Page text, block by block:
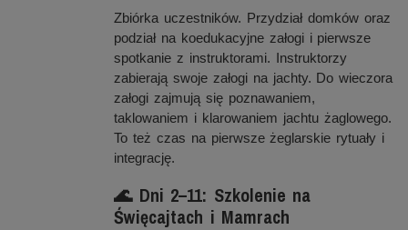
Zbiórka uczestników. Przydział domków oraz
podział na koedukacyjne załogi i pierwsze
spotkanie z instruktorami. Instruktorzy
zabierają swoje załogi na jachty. Do wieczora
załogi zajmują się poznawaniem,
taklowaniem i klarowaniem jachtu żaglowego.
To też czas na pierwsze żeglarskie rytuały i
integrację.
🌊 Dni 2–11: Szkolenie na
Święcajtach i Mamrach